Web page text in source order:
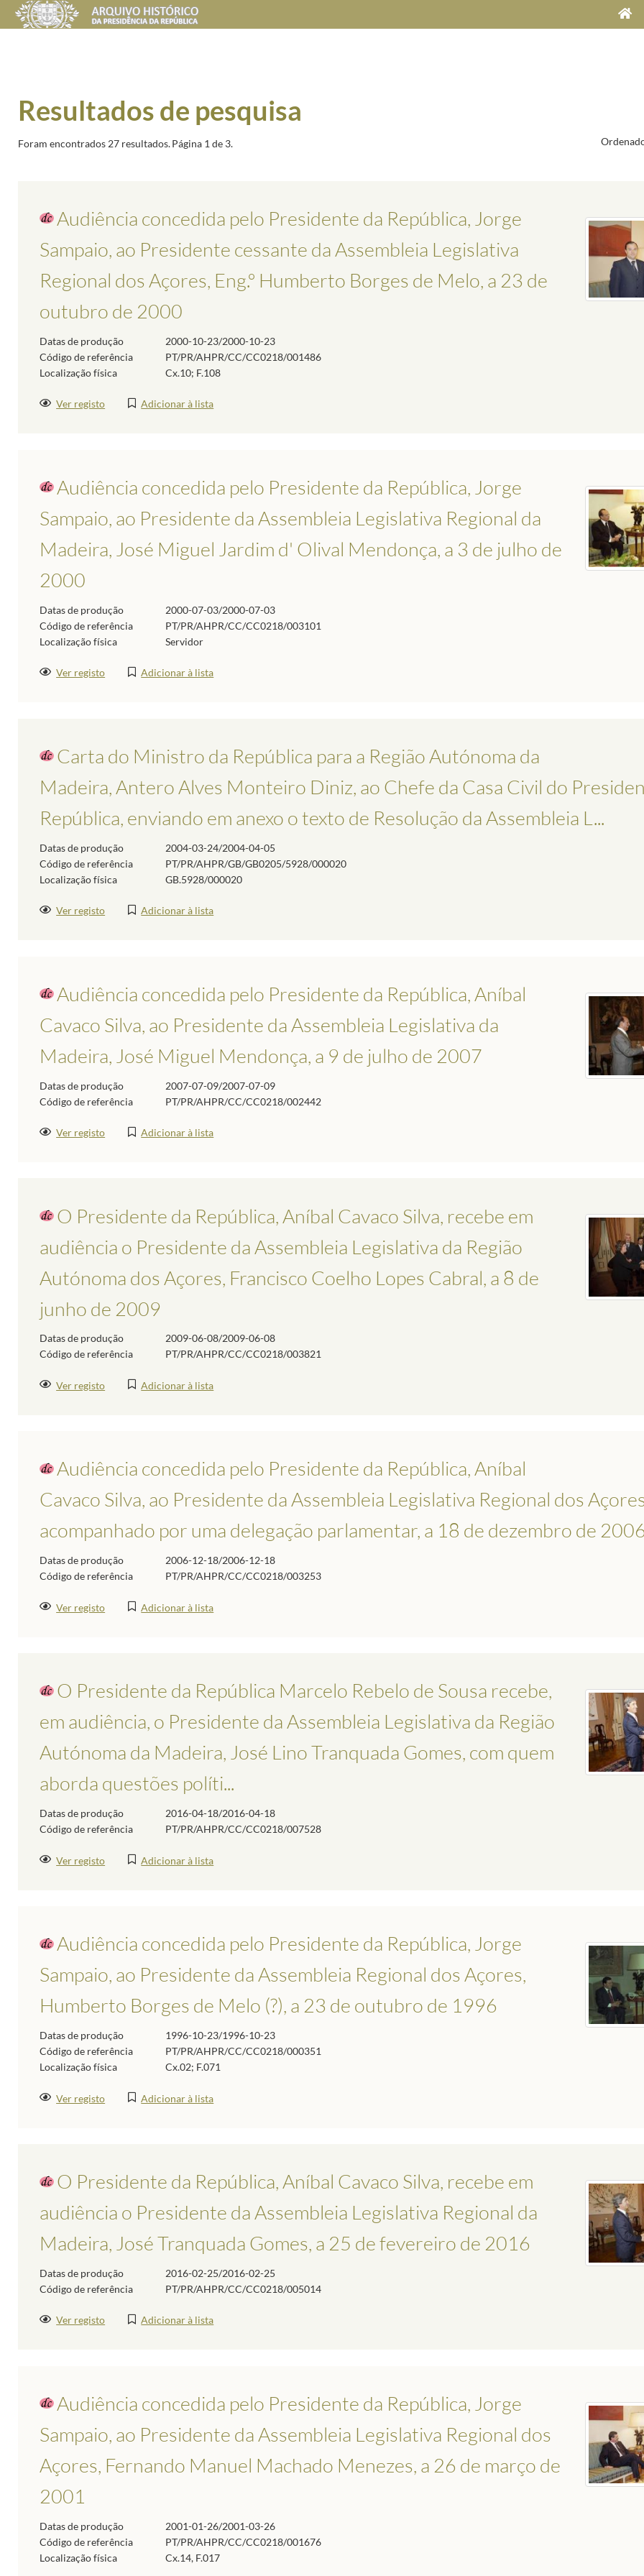
Resultados de pesquisa
Foram encontrados 27 resultados.Página 1 de 3.
Audiência concedida pelo Presidente da República, Jorge
Sampaio, ao Presidente cessante da Assembleia Legislativa
Regional dos Açores, Eng.º Humberto Borges de Melo, a 23 de
outubro de 2000
Datas de produção
2000-10-23/2000-10-23
Código de referência
PT/PR/AHPR/CC/CC0218/001486
Localização física
Cx.10; F.108
Ver registo Adicionar à lista
Audiência concedida pelo Presidente da República, Jorge
Sampaio, ao Presidente da Assembleia Legislativa Regional da
Madeira, José Miguel Jardim d' Olival Mendonça, a 3 de julho de
2000
Datas de produção
2000-07-03/2000-07-03
Código de referência
PT/PR/AHPR/CC/CC0218/003101
Localização física
Servidor
Ver registo Adicionar à lista
Carta do Ministro da República para a Região Autónoma da
Madeira, Antero Alves Monteiro Diniz, ao Chefe da Casa Civil do
República, enviando em anexo o texto de Resolução da Assembleia L...
Datas de produção
2004-03-24/2004-04-05
Código de referência
PT/PR/AHPR/GB/GB0205/5928/000020
Localização física
GB.5928/000020
Ver registo Adicionar à lista
Audiência concedida pelo Presidente da República, Aníbal
Cavaco Silva, ao Presidente da Assembleia Legislativa da
Madeira, José Miguel Mendonça, a 9 de julho de 2007
Datas de produção
2007-07-09/2007-07-09
Código de referência
PT/PR/AHPR/CC/CC0218/002442
Ver registo Adicionar à lista
O Presidente da República, Aníbal Cavaco Silva, recebe em
audiência o Presidente da Assembleia Legislativa da Região
Autónoma dos Açores, Francisco Coelho Lopes Cabral, a 8 de
junho de 2009
Datas de produção
2009-06-08/2009-06-08
Código de referência
PT/PR/AHPR/CC/CC0218/003821
Ver registo Adicionar à lista
Audiência concedida pelo Presidente da República, Aníbal
Cavaco Silva, ao Presidente da Assembleia Legislativa Regional dos
acompanhado por uma delegação parlamentar, a 18 de dezembro de
Datas de produção
2006-12-18/2006-12-18
Código de referência
PT/PR/AHPR/CC/CC0218/003253
Ver registo Adicionar à lista
O Presidente da República Marcelo Rebelo de Sousa recebe,
em audiência, o Presidente da Assembleia Legislativa da Região
Autónoma da Madeira, José Lino Tranquada Gomes, com quem
aborda questões políti...
Datas de produção
2016-04-18/2016-04-18
Código de referência
PT/PR/AHPR/CC/CC0218/007528
Ver registo Adicionar à lista
Audiência concedida pelo Presidente da República, Jorge
Sampaio, ao Presidente da Assembleia Regional dos Açores,
Humberto Borges de Melo (?), a 23 de outubro de 1996
Datas de produção
1996-10-23/1996-10-23
Código de referência
PT/PR/AHPR/CC/CC0218/000351
Localização física
Cx.02; F.071
Ver registo Adicionar à lista
O Presidente da República, Aníbal Cavaco Silva, recebe em
audiência o Presidente da Assembleia Legislativa Regional da
Madeira, José Tranquada Gomes, a 25 de fevereiro de 2016
Datas de produção
2016-02-25/2016-02-25
Código de referência
PT/PR/AHPR/CC/CC0218/005014
Ver registo Adicionar à lista
Audiência concedida pelo Presidente da República, Jorge
Sampaio, ao Presidente da Assembleia Legislativa Regional dos
Açores, Fernando Manuel Machado Menezes, a 26 de março de
2001
Datas de produção
2001-01-26/2001-03-26
Código de referência
PT/PR/AHPR/CC/CC0218/001676
Localização física
Cx.14, F.017